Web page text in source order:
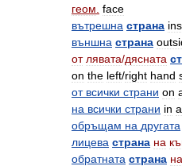
геом face
вътрешна страна
външна страна
от лявата/дясната
on the left/right hand
от всички страни on
на всички страни in
обръщам на другата
лицева страна на
обратната страна на